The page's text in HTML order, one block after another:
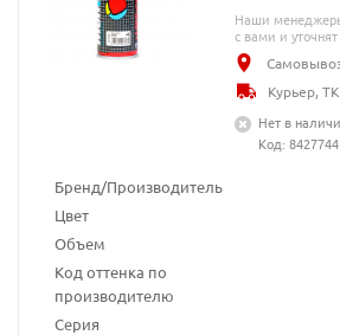
Бренд/Производитель
Цвет
Объем
Код оттенка по
производителю
Серия
Наши
с вами и
Курьер, ТК
Нет в
Код: